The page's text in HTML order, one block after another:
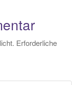
Erforderliche